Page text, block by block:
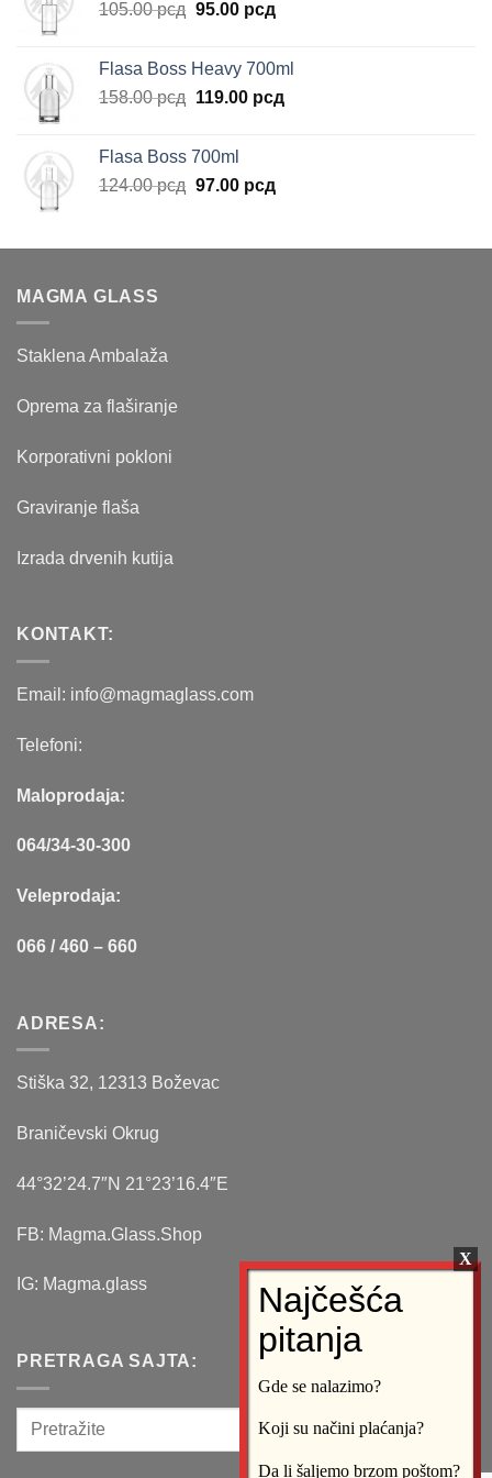
225.00 рсд.
105.00рсд Originalna
bila:
105.00 рсд.
95.00 рсдTrenutna
95.00 рсд.
Flasa Boss Heavy 700ml
158.00рсд Originalna
bila:
158.00 рсд.
119.00 рсдTrenutna
Flasa Boss 700ml
124.00рсд Originalna
bila:
97.00 рсдTrenutna
97.00 рсд.
MAGMA GLASS
Staklena Ambalaža
Oprema za flaširanje
Korporativni pokloni
Graviranje flaša
Izrada drvenih kutija
KONTAKT:
Email: info@magmaglass.com
Telefoni:
Maloprodaja:
064/34-30-300
Veleprodaja:
066 / 460 – 660
ADRESA:
Stiška 32, 12313 Boževac
Braničevski Okrug
44°32’24.7″N 21°23’16.4″E
FB: Magma.Glass.Shop
IG: Magma.glass
PRETRAGA SAJTA:
Gde se nalazimo?
Koji su načini plaćanja?
Da li šaljemo brzom poštom?